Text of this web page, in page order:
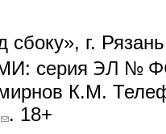
сбоку», г.
серия ЭЛ №
К.М.
(link sends e-mail)
. 18+